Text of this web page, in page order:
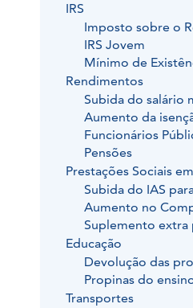
IRS
Imposto sobre o
IRS Jovem
Mínimo de
Rendimentos
Subida do salário
Aumento da
Funcionários
Pensões
Prestações Sociais
Subida do IAS
Aumento no
Suplemento extra
Educação
Devolução das
Propinas do
Transportes